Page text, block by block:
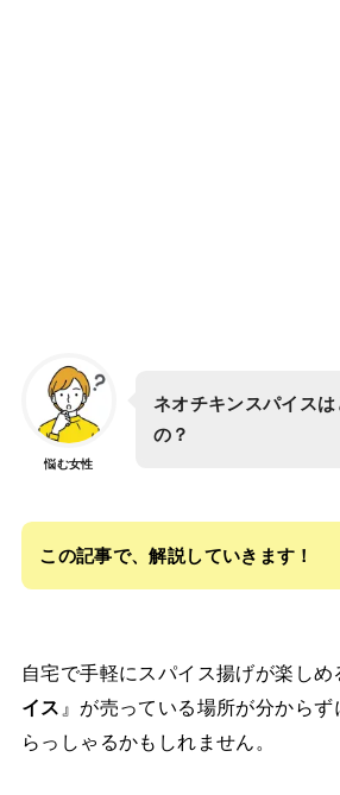
悩む女性
ネオチキンスパイス
の？
この記事で、解説していきます！
自宅で手軽にスパイス揚げが楽しめ
イス 』が売っている場所が分から
らっしゃるかもしれません。